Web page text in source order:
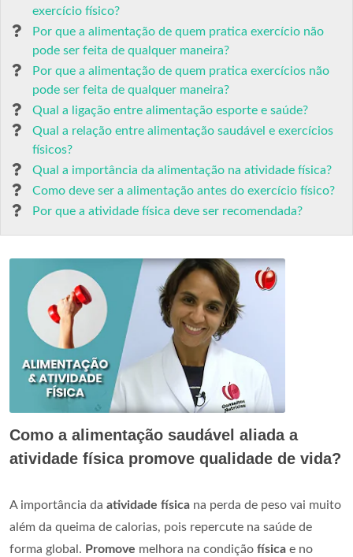
exercício físico?
Por que a alimentação de quem pratica exercício não
pode ser feita de qualquer maneira?
Por que a alimentação de quem pratica exercícios não
pode ser feita de qualquer maneira?
Qual a ligação entre alimentação esporte e saúde?
Qual a relação entre alimentação saudável e exercícios
físicos?
Qual a importância da alimentação na atividade física?
Como deve ser a alimentação antes do exercício físico?
Por que a atividade física deve ser recomendada?
Como a alimentação saudável aliada a
atividade física promove qualidade de vida?
A importância da atividade física na perda de peso vai muito
além da queima de calorias, pois repercute na saúde de
forma global. Promove melhora na condição física e no